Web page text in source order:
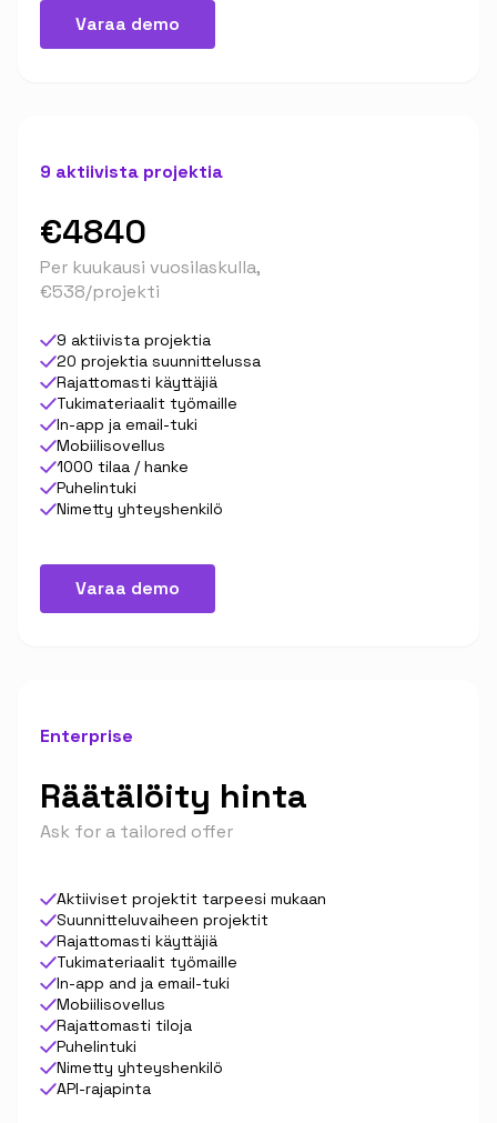
Varaa demo
9 aktiivista projektia
€4840
Per kuukausi vuosilaskulla,
€538/projekti
9 aktiivista projektia
20 projektia suunnittelussa
Rajattomasti käyttäjiä
Tukimateriaalit työmaille
In-app ja email-tuki
Mobiilisovellus
1000 tilaa / hanke
Puhelintuki
Nimetty yhteyshenkilö
Varaa demo
Enterprise
Räätälöity hinta
Ask for a tailored offer
Aktiiviset projektit tarpeesi mukaan
Suunnitteluvaiheen projektit
Rajattomasti käyttäjiä
Tukimateriaalit työmaille
In-app and ja email-tuki
Mobiilisovellus
Rajattomasti tiloja
Puhelintuki
Nimetty yhteyshenkilö
API-rajapinta